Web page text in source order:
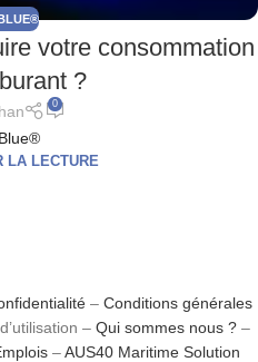
votre consommation
?
0
LA LECTURE
– Conditions générales
d’utilisation – Qui sommes nous ? –
–AUS40 Maritime Solution